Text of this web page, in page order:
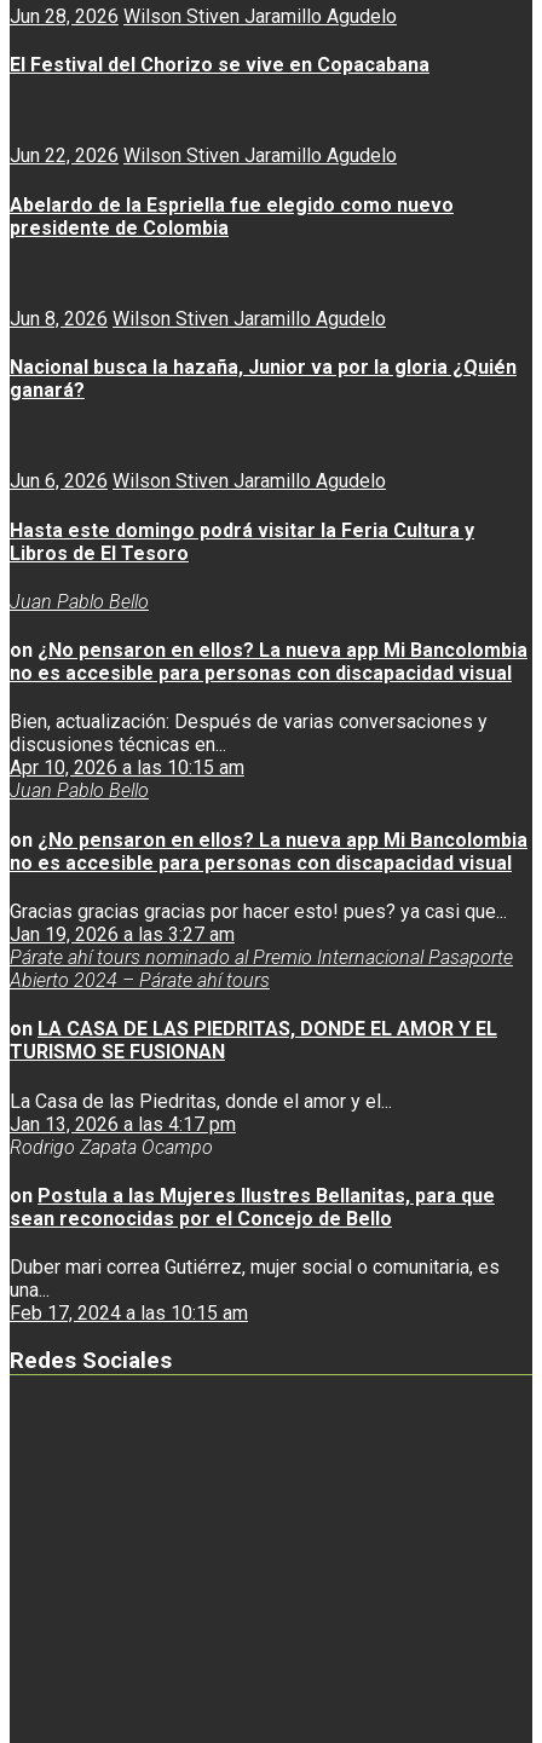
Jun 28, 2026 Wilson Stiven Jaramillo Agudelo
El Festival del Chorizo se vive en Copacabana
Jun 22, 2026 Wilson Stiven Jaramillo Agudelo
Abelardo de la Espriella fue elegido como nuevo
presidente de Colombia
Jun 8, 2026 Wilson Stiven Jaramillo Agudelo
Nacional busca la hazaña, Junior va por la gloria ¿Quién
ganará?
Jun 6, 2026 Wilson Stiven Jaramillo Agudelo
Hasta este domingo podrá visitar la Feria Cultura y
Libros de El Tesoro
Juan Pablo Bello
on ¿No pensaron en ellos? La nueva app Mi Bancolombia
no es accesible para personas con discapacidad visual
Bien, actualización: Después de varias conversaciones y
discusiones técnicas en...
Apr 10, 2026 a las 10:15 am
Juan Pablo Bello
on ¿No pensaron en ellos? La nueva app Mi Bancolombia
no es accesible para personas con discapacidad visual
Gracias gracias gracias por hacer esto! pues? ya casi que...
Jan 19, 2026 a las 3:27 am
Párate ahí tours nominado al Premio Internacional Pasaporte
Abierto 2024 – Párate ahí tours
on LA CASA DE LAS PIEDRITAS, DONDE EL AMOR Y EL
TURISMO SE FUSIONAN
La Casa de las Piedritas, donde el amor y el...
Jan 13, 2026 a las 4:17 pm
Rodrigo Zapata Ocampo
on Postula a las Mujeres Ilustres Bellanitas, para que
sean reconocidas por el Concejo de Bello
Duber mari correa Gutiérrez, mujer social o comunitaria, es
una...
Feb 17, 2024 a las 10:15 am
Redes Sociales